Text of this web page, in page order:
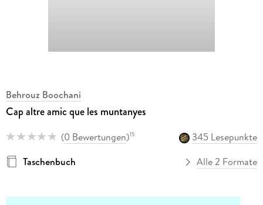
Behrouz Boochani
Cap altre amic que les muntanyes
(0 Bewertungen)15
345 Lesepunkte
Taschenbuch
Alle 2 Formate